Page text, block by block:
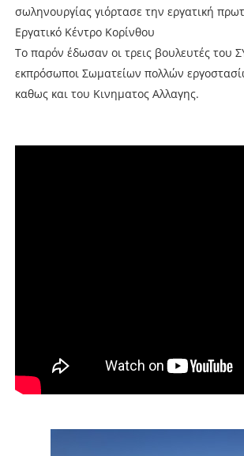
σωληνουργίας γιόρτασε την εργατική
Εργατικό Κέντρο Κορίνθου
Το παρόν έδωσαν οι τρεις βουλευτές του
εκπρόσωποι Σωματείων πολλών
καθως και του Κινηματος Αλλαγης.